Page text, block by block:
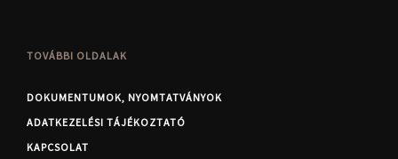
TOVÁBBI OLDALAK
DOKUMENTUMOK, NYOMTATVÁNYOK
ADATKEZELÉSI TÁJÉKOZTATÓ
KAPCSOLAT